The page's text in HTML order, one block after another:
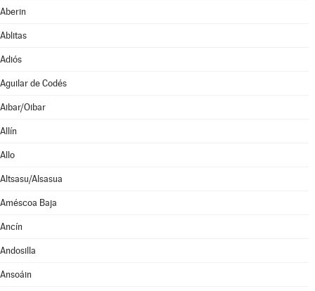
Aberin
Ablitas
Adiós
Aguilar de Codés
Aibar/Oibar
Allín
Allo
Altsasu/Alsasua
Améscoa Baja
Ancín
Andosilla
Ansoáin